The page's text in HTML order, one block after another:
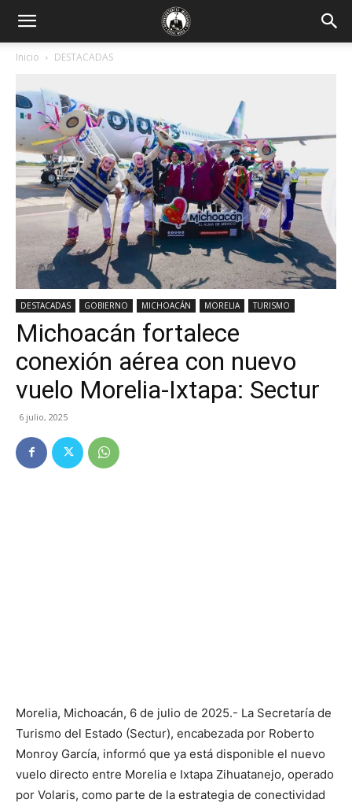
Inicio DESTACADAS
DESTACADAS GOBIERNO MICHOACÁN MORELIA TURISMO
Michoacán fortalece
conexión aérea con nuevo
vuelo Morelia-Ixtapa: Sectur
6 julio, 2025
Morelia, Michoacán, 6 de julio de 2025.- La Secretaría de
Turismo del Estado (Sectur), encabezada por Roberto
Monroy García, informó que ya está disponible el nuevo
vuelo directo entre Morelia e Ixtapa Zihuatanejo, operado
por Volaris, como parte de la estrategia de conectividad